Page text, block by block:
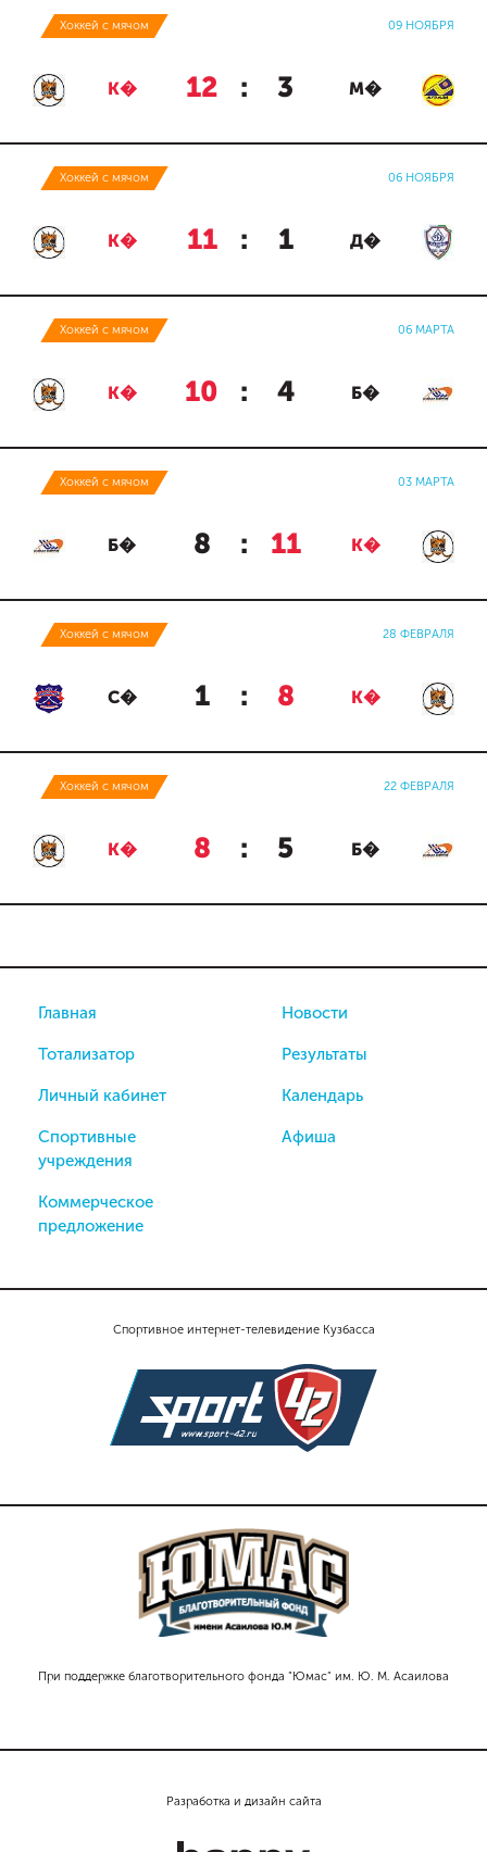
Хоккей с мячом 09 НОЯБРЯ
К� 12 : 3 М�
Хоккей с мячом 06 НОЯБРЯ
К� 11 : 1 Д�
Хоккей с мячом 06 МАРТА
К� 10 : 4 Б�
Хоккей с мячом 03 МАРТА
Б� 8 : 11 К�
Хоккей с мячом 28 ФЕВРАЛЯ
С� 1 : 8 К�
Хоккей с мячом 22 ФЕВРАЛЯ
К� 8 : 5 Б�
Спортивное интернет-телевидение Кузбасса
При поддержке благотворительного фонда "Юмас" им. Ю. М. Асаилова
Главная
Тотализатор
Личный кабинет
Спортивные
учреждения
Коммерческое
предложение
Новости
Результаты
Календарь
Афиша
Разработка и дизайн сайта